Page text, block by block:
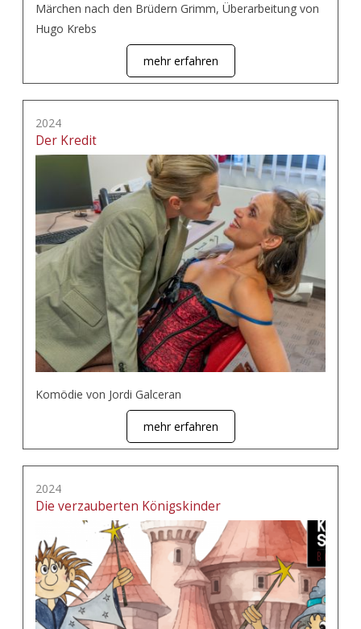
Märchen nach den Brüdern Grimm, Überarbeitung von
Hugo Krebs
mehr erfahren
2024
Der Kredit
Komödie von Jordi Galceran
mehr erfahren
2024
Die verzauberten Königskinder